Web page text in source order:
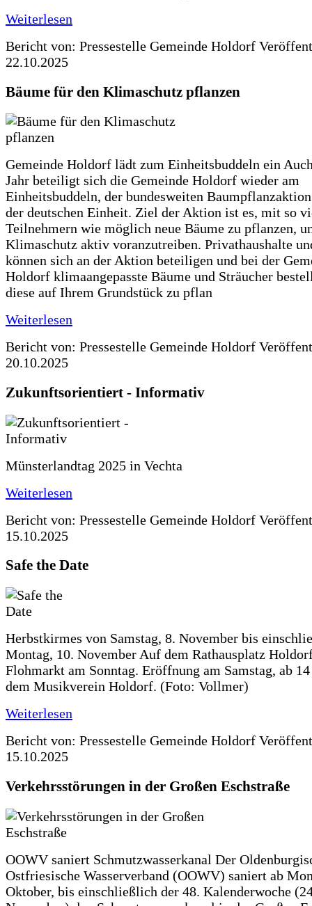
Weiterlesen
Bericht von: Pressestelle Gemeinde Holdorf
22.10.2025
Bäume für den Klimaschutz pflanzen
Gemeinde Holdorf lädt zum Einheitsbuddeln ein
Jahr beteiligt sich die Gemeinde Holdorf wieder am
Einheitsbuddeln, der bundesweiten
der deutschen Einheit. Ziel der Aktion ist es, mit so
Teilnehmern wie möglich neue Bäume zu pflanzen,
Klimaschutz aktiv voranzutreiben. Privathaushalte
können sich an der Aktion beteiligen und bei der
Holdorf klimaangepasste Bäume und Sträucher
diese auf Ihrem Grundstück zu pflan
Weiterlesen
Bericht von: Pressestelle Gemeinde Holdorf
20.10.2025
Zukunftsorientiert - Informativ
Münsterlandtag 2025 in Vechta
Weiterlesen
Bericht von: Pressestelle Gemeinde Holdorf
15.10.2025
Safe the Date
Herbstkirmes von Samstag, 8. November bis
Montag, 10. November Auf dem Rathausplatz
Flohmarkt am Sonntag. Eröffnung am Samstag, ab
dem Musikverein Holdorf. (Foto: Vollmer)
Weiterlesen
Bericht von: Pressestelle Gemeinde Holdorf
15.10.2025
Verkehrsstörungen in der Großen Eschstraße
OOWV saniert Schmutzwasserkanal Der
Ostfriesische Wasserverband (OOWV) saniert ab
Oktober, bis einschließlich der 48. Kalenderwoche